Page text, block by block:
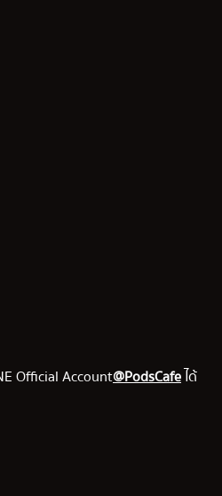
Official Account@PodsCafeได้